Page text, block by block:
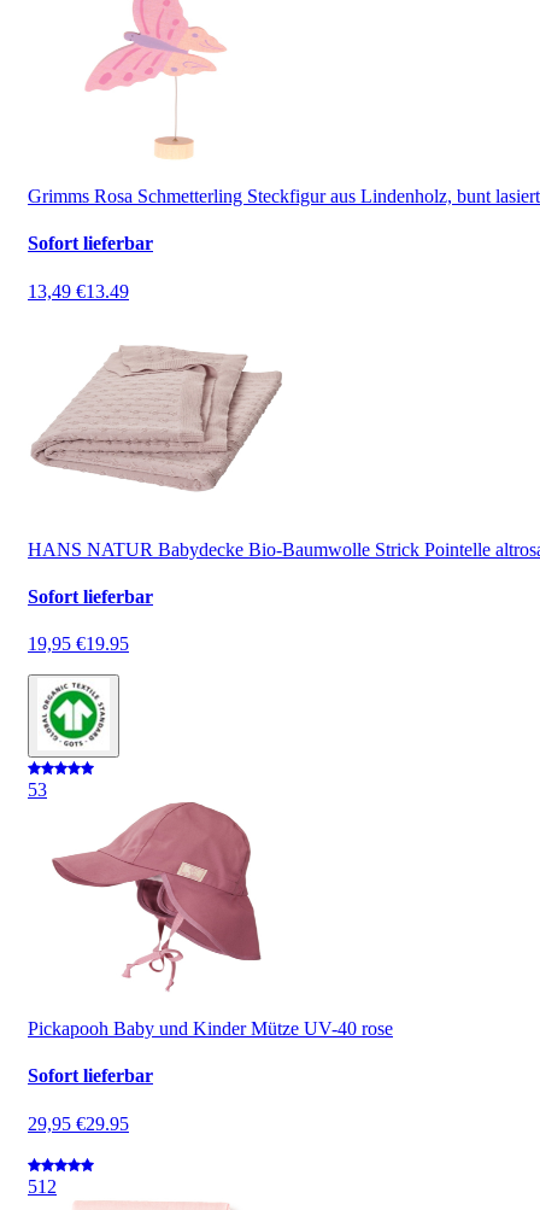
Grimms Rosa Schmetterling Steckfigur aus Lindenholz, bunt lasiert
Sofort lieferbar
13,49 €13.49
HANS NATUR Babydecke Bio-Baumwolle Strick Pointelle
Sofort lieferbar
19,95 €19.95
53
Pickapooh Baby und Kinder Mütze UV-40 rose
Sofort lieferbar
29,95 €29.95
512